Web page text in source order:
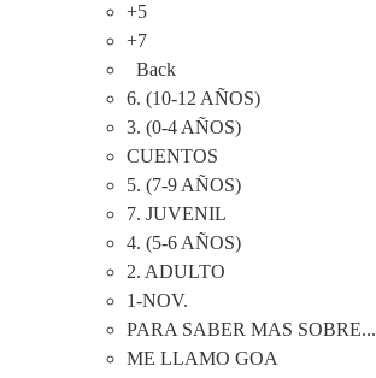
+5
+7
Back
6. (10-12 AÑOS)
3. (0-4 AÑOS)
CUENTOS
5. (7-9 AÑOS)
7. JUVENIL
4. (5-6 AÑOS)
2. ADULTO
1-NOV.
PARA SABER MAS SOBRE...
ME LLAMO GOA